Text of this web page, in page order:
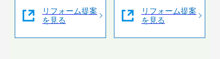
リフォーム提案
を見る
リフォーム提案
を見る